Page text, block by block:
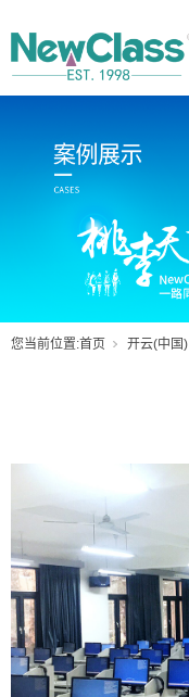
您当前位置:首页 开云(中国)